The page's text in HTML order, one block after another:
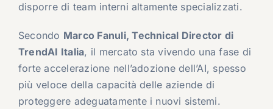
disporre di team interni altamente specializzati.
Secondo Marco Fanuli, Technical Director di
TrendAI Italia, il mercato sta vivendo una fase di
forte accelerazione nell’adozione dell’AI, spesso
più veloce della capacità delle aziende di
proteggere adeguatamente i nuovi sistemi.